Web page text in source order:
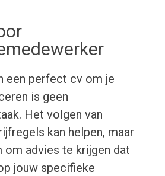
een perfect cv om je
is geen
Het volgen van
kan helpen, maar
om advies te krijgen dat
jouw specifieke